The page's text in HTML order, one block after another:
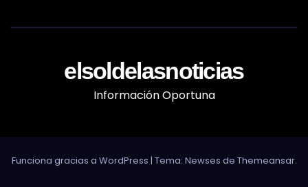
elsoldelasnoticias
Información Oportuna
Funciona gracias a WordPress | Tema: Newses de Themeansar.